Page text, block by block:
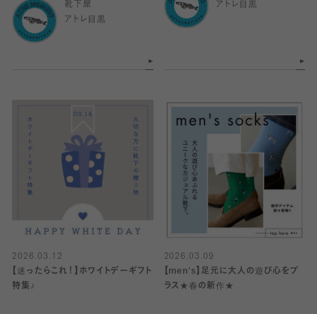
靴下屋
アトレ目黒
アトレ目黒
2026.03.12
【迷ったらこれ！】ホワイトデーギフト
特集♪
2026.03.09
【men's】足元に大人の遊び心をプ
ラス★春の新作★